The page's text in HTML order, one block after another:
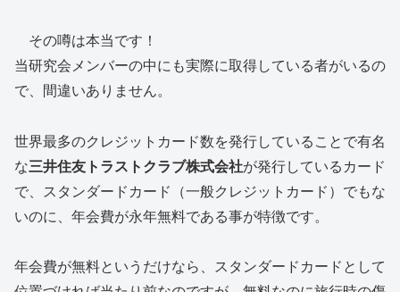
その噂は本当です！
当研究会メンバーの中にも実際に取得している者がいるの
で、間違いありません。
世界最多のクレジットカード数を発行していることで有名
な三井住友トラストクラブ株式会社が発行しているカード
で、スタンダードカード（一般クレジットカード）でもな
いのに、 年会費が永年無料である事が特徴です。
年会費が無料というだけなら、スタンダードカードとして